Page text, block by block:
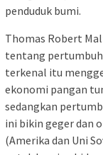
penduduk bumi.
Thomas Robert
tentang
terkenal itu
ekonomi pangan
sedangkan
ini bikin geger dan
(Amerika dan Uni